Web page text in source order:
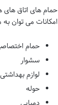
حمام های اتاق های
امکانات می توان به
حمام
سشوار
لوازم
حوله